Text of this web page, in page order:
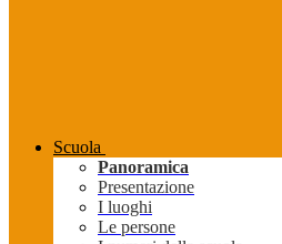
Scuola
Panoramica
Presentazione
I luoghi
Le persone